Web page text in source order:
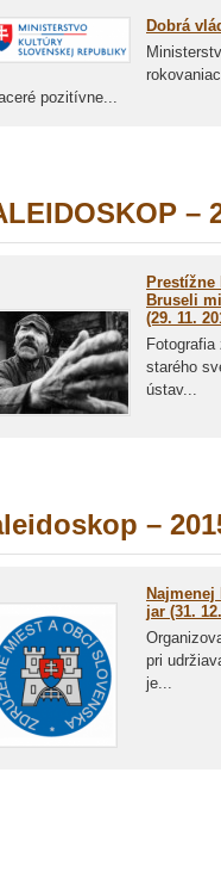
Dobrá
pozitívne...
–
Prestížne
Bruseli
(29. 11.
starého
ústav...
–
jar (31.
pri
je...